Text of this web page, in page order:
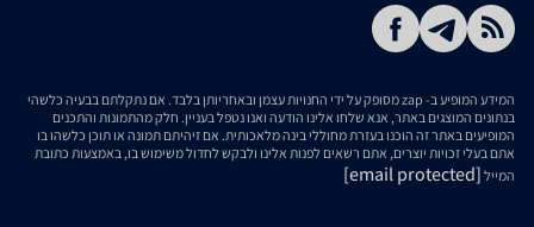
המידע המופיע ב- zap מסופק על ידי החנויות עצמן ובאחריותן בלבד. אם נתקלתם בבעיה כלשהי
בנתונים המוצגים באתר, אנא שלחו אלינו הודעה ואנו נטפל בעניין. חלק מהתמונות והתכנים
המופיעים באתר זה הוכנו בעזרת מחוללי בינה מלאכותית. אם זיהיתם תמונה או תוכן כלשהו בו
אתם בעלי זכויות יוצרים, אתם רשאים לפנות אלינו ולבקש לחדול משימוש בו, באמצעות כתובת
המייל [email protected]